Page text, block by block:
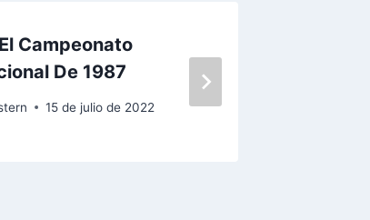
Campeonato
De 1987
15 de julio de 2022